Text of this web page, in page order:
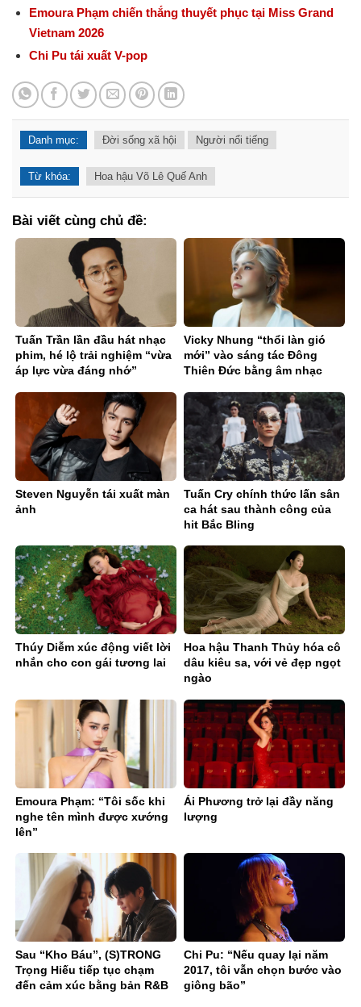
Emoura Phạm chiến thắng thuyết phục tại Miss Grand
Vietnam 2026
Chi Pu tái xuất V-pop
Danh mục: Đời sống xã hội Người nổi tiếng
Từ khóa: Hoa hậu Võ Lê Quế Anh
Bài viết cùng chủ đề:
Tuấn Trần lần đầu hát nhạc
phim, hé lộ trải nghiệm “vừa
áp lực vừa đáng nhớ”
Vicky Nhung “thổi làn gió
mới” vào sáng tác Đông
Thiên Đức bằng âm nhạc
Steven Nguyễn tái xuất màn
ảnh
Tuấn Cry chính thức lấn sân
ca hát sau thành công của
hit Bắc Bling
Thúy Diễm xúc động viết lời
nhắn cho con gái tương lai
Hoa hậu Thanh Thủy hóa cô
dâu kiêu sa, với vẻ đẹp ngọt
ngào
Emoura Phạm: “Tôi sốc khi
nghe tên mình được xướng
lên”
Ái Phương trở lại đầy năng
lượng
Sau “Kho Báu”, (S)TRONG
Trọng Hiếu tiếp tục chạm
đến cảm xúc bằng bản R&B
Chi Pu: “Nếu quay lại năm
2017, tôi vẫn chọn bước vào
giông bão”